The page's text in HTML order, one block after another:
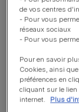
L’assurance
de vos centres
- Pour vous
réseaux sociaux
- Pour vous
Pour en savoir
Cookies, ainsi
préférences en
cliquant sur le lien
internet.
Plus